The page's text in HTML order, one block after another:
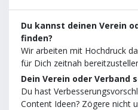
Du kannst deinen Verein
finden?
Wir arbeiten mit Hochdruck
für Dich zeitnah
Dein Verein oder Verband
Du hast
Content Ideen? Zögere nicht